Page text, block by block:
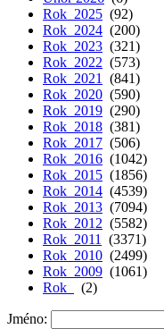
Rok 2025 (92)
Rok 2024 (200)
Rok 2023 (321)
Rok 2022 (573)
Rok 2021
(841)
Rok 2020 (590)
Rok 2019 (290)
Rok 2018 (381)
Rok 2017 (506)
Rok 2016 (1042)
Rok 2015 (1856)
Rok 2014 (4539)
Rok 2013 (7094)
Rok 2012 (5582)
Rok 2011
(3371)
Rok 2010 (2499)
Rok 2009 (1061)
Rok
(2)
Jméno: